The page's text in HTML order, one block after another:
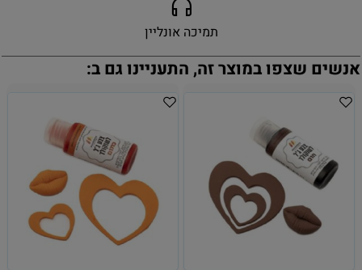
תמיכה אונליין
אנשים שצפו במוצר זה, התעניינו גם ב: